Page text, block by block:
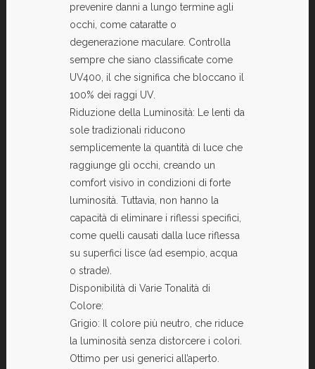
prevenire danni a lungo termine agli
occhi, come cataratte o
degenerazione maculare. Controlla
sempre che siano classificate come
UV400, il che significa che bloccano il
100% dei raggi UV.
Riduzione della Luminosità: Le lenti da
sole tradizionali riducono
semplicemente la quantità di luce che
raggiunge gli occhi, creando un
comfort visivo in condizioni di forte
luminosità. Tuttavia, non hanno la
capacità di eliminare i riflessi specifici,
come quelli causati dalla luce riflessa
su superfici lisce (ad esempio, acqua
o strade).
Disponibilità di Varie Tonalità di
Colore:
Grigio: Il colore più neutro, che riduce
la luminosità senza distorcere i colori.
Ottimo per usi generici all’aperto.